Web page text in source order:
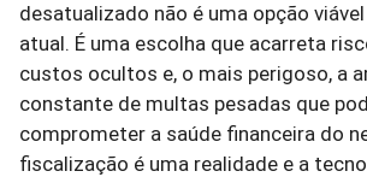
desatualizado não é uma opção
atual. É uma escolha que acarreta
custos ocultos e, o mais perigoso, a
constante de multas pesadas que
comprometer a saúde financeira do
fiscalização é uma realidade e a